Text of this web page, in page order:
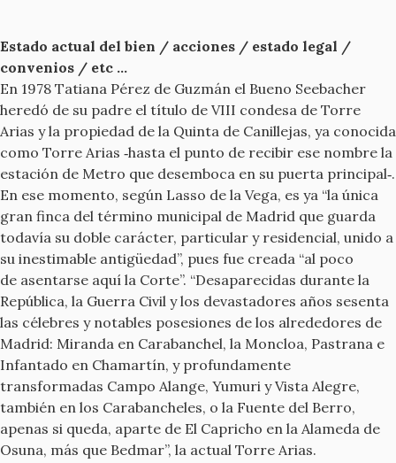
Estado actual del bien / acciones / estado legal /
convenios / etc ...
En 1978 Tatiana Pérez de Guzmán el Bueno Seebacher
heredó de su padre el título de VIII condesa de Torre
Arias y la propiedad de la Quinta de Canillejas, ya conocida
como Torre Arias ‐hasta el punto de recibir ese nombre la
estación de Metro que desemboca en su puerta principal‐.
En ese momento, según Lasso de la Vega, es ya “la única
gran finca del término municipal de Madrid que guarda
todavía su doble carácter, particular y residencial, unido a
su inestimable antigüedad”, pues fue creada “al poco
de asentarse aquí la Corte”. “Desaparecidas durante la
República, la Guerra Civil y los devastadores años sesenta
las célebres y notables posesiones de los alrededores de
Madrid: Miranda en Carabanchel, la Moncloa, Pastrana e
Infantado en Chamartín, y profundamente
transformadas Campo Alange, Yumuri y Vista Alegre,
también en los Carabancheles, o la Fuente del Berro,
apenas si queda, aparte de El Capricho en la Alameda de
Osuna, más que Bedmar”, la actual Torre Arias.